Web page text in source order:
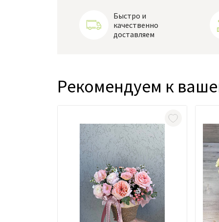
Быстро и
качественно
доставляем
Рекомендуем к